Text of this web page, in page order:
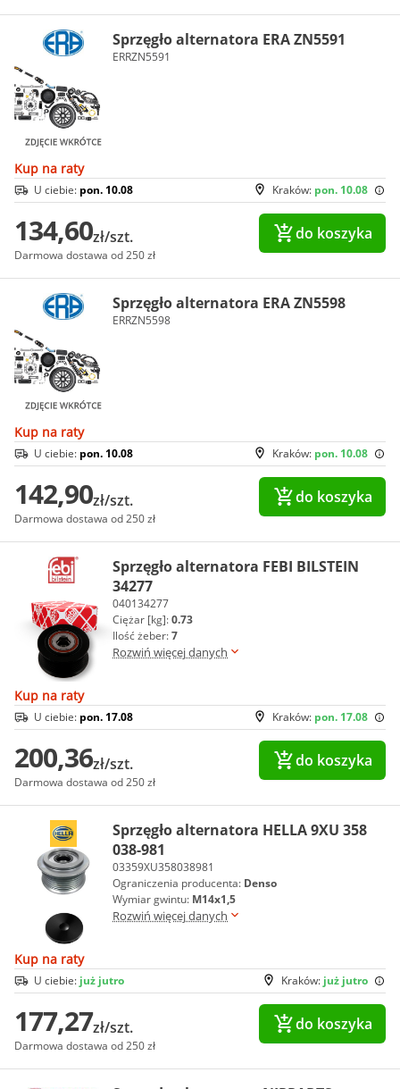
Sprzęgło alternatora ERA ZN5591
ERRZN5591
Kup na raty
Kraków: pon. 10.08
U ciebie: pon. 10.08
134,60zł/szt.
Darmowa dostawa od 250 zł
do koszyka
Sprzęgło alternatora ERA ZN5598
ERRZN5598
Kup na raty
Kraków: pon. 10.08
U ciebie: pon. 10.08
142,90zł/szt.
Darmowa dostawa od 250 zł
do koszyka
Sprzęgło alternatora FEBI BILSTEIN
34277
040134277
Ciężar [kg]:0.73
Ilość żeber:7
Rozwiń więcej danych
Kup na raty
Kraków: pon. 17.08
U ciebie: pon. 17.08
200,36zł/szt.
Darmowa dostawa od 250 zł
do koszyka
Sprzęgło alternatora HELLA 9XU 358
038-981
03359XU358038981
Ograniczenia producenta: Denso
Wymiar gwintu: M14x1,5
Rozwiń więcej danych
Kup na raty
Kraków: już jutro
U ciebie: już jutro
177,27zł/szt.
Darmowa dostawa od 250 zł
do koszyka